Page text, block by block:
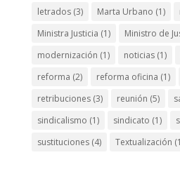
letrados(3) Marta Urbano (1)
Ministra Justicia (1) Ministro de
modernización (1) noticias(1)
reforma (2) reforma oficina (1)
retribuciones(3) reunión (5)
sindicalismo (1) sindicato (1)
sustituciones(4) Textualización